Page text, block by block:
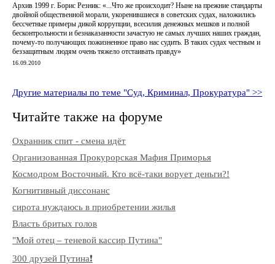
Архив 1999 г. Борис Резник: «...Что же происходит? Ныне на прежние стандарты
двойной общественной морали, укоренившиеся в советских судах, наложились
бессчетные примеры дикой коррупции, всесилия денежных мешков и полной
бесконтрольности и безнаказанности зачастую не самых лучших наших граждан,
почему-то получающих пожизненное право нас судить. В таких судах честным и
беззащитным людям очень тяжело отстаивать правду»
16.09.2010
Другие материалы по теме "Суд, Криминал, Прокуратура" >>
Читайте также на форуме
Охранник спит - смена идёт
Организованная Прокурорская Мафия Приморья
Космодром Восточный. Кто всё-таки ворует деньги?!
Когнитивный диссонанс
сирота нуждаюсь в приобретении жилья
Власть бритых голов
"Мой отец – теневой кассир Путина"
300 друзей Путина❗️